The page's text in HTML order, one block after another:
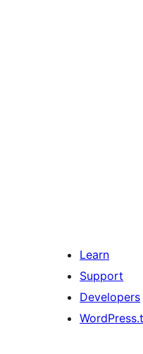
Learn
Support
Developers